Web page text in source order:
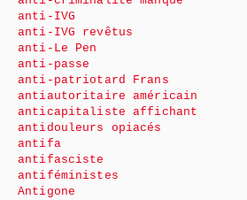
anti-IVG
anti-IVG revêtus
anti-Le Pen
anti-passe
anti-patriotard Frans
antiautoritaire américain
anticapitaliste affichant
antidouleurs opiacés
antifa
antifasciste
antiféministes
Antigone